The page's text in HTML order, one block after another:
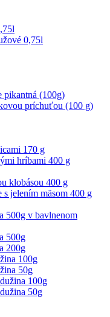
0,75l
pikantná (100g)
príchuťou (100 g)
170 g
hríbami 400 g
klobásou 400 g
s jelením mäsom 400 g
500g v bavlnenom
500g
200g
100g
50g
100g
50g